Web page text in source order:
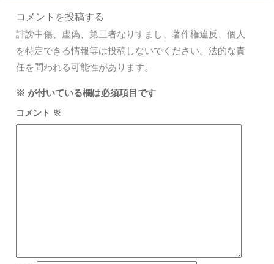
コメントを投稿する
誹謗中傷、虚偽、第三者なりすまし、著作権違反、個人
を特定できる情報等は投稿しないでください。法的な責
任を問われる可能性があります。
※ が付いている欄は必須項目です
コメント ※